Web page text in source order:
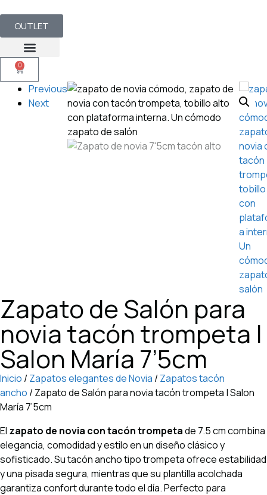
OUTLET
0
Previous
Next
Zapato de Salón para
novia tacón trompeta |
Salon María 7’5cm
Inicio /Zapatos elegantes de Novia /Zapatos tacón
ancho / Zapato de Salón para novia tacón trompeta | Salon
María 7’5cm
El zapato de novia con tacón trompetade 7.5 cm combina
elegancia, comodidad y estilo en un diseño clásico y
sofisticado. Su tacón ancho tipo trompeta ofrece estabilidad
y una pisada segura, mientras que su plantilla acolchada
garantiza confort durante todo el día. Perfecto para